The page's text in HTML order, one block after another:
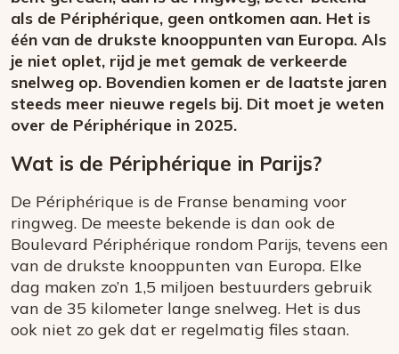
als de Périphérique, geen ontkomen aan. Het is
één van de drukste knooppunten van Europa. Als
je niet oplet, rijd je met gemak de verkeerde
snelweg op. Bovendien komen er de laatste jaren
steeds meer nieuwe regels bij. Dit moet je weten
over de Périphérique in 2025.
Wat is de Périphérique in Parijs?
De Périphérique is de Franse benaming voor
ringweg. De meeste bekende is dan ook de
Boulevard Périphérique rondom Parijs, tevens een
van de drukste knooppunten van Europa. Elke
dag maken zo’n 1,5 miljoen bestuurders gebruik
van de 35 kilometer lange snelweg. Het is dus
ook niet zo gek dat er regelmatig files staan.